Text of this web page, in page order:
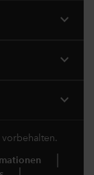
expand_more
expand_more
expand_more